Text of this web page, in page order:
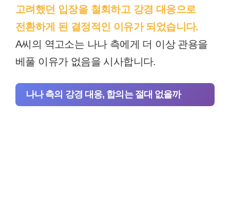
고려했던 입장을 철회하고 강경 대응으로
전환하게 된 결정적인 이유가 되었습니다.
A씨의 역고소는 나나 측에게 더 이상 관용을
베풀 이유가 없음을 시사합니다.
나나 측의 강경 대응, 합의는 절대 없을까